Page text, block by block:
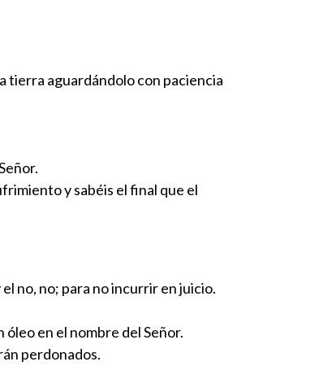
tierra aguardándolo con paciencia
y sabéis el final que el
no, no; para no incurrir en juicio.
en el nombre del Señor.
perdonados.